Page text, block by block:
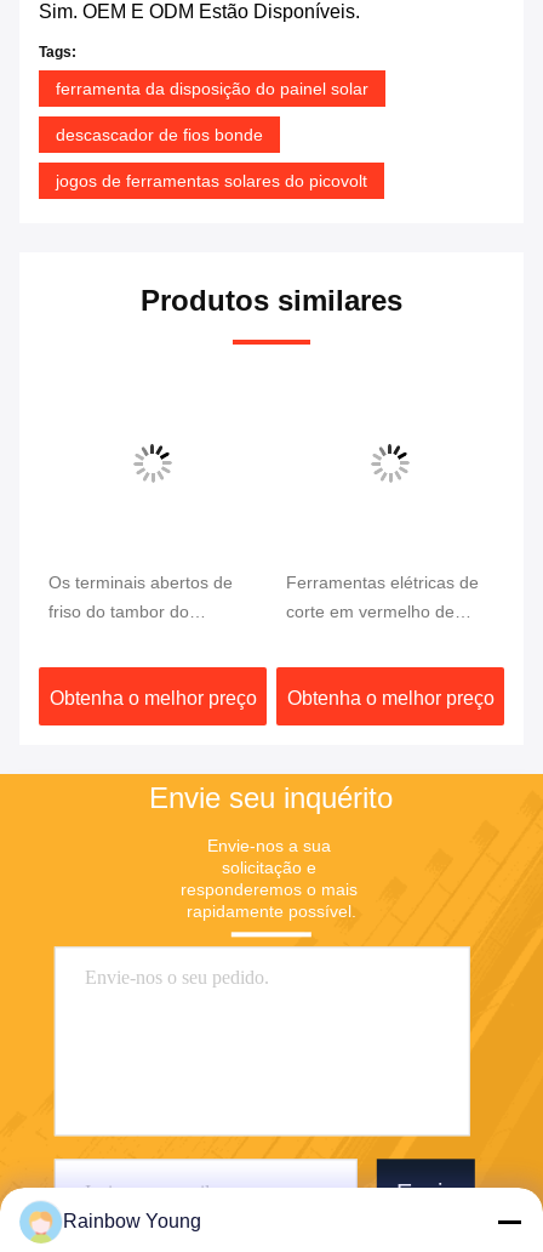
Sim. OEM E ODM Estão Disponíveis.
Tags:
ferramenta da disposição do painel solar
descascador de fios bonde
jogos de ferramentas solares do picovolt
Produtos similares
Os terminais abertos de
friso do tambor do
MC4 o descascador de
fios Cutter
Obtenha o melhor preço
Ferramentas elétricas de
corte em vermelho de
Obtenha o melhor preço
Envie seu inquérito
Envie-nos a sua
solicitação e
responderemos o mais
rapidamente possível.
Envie
Rainbow Young